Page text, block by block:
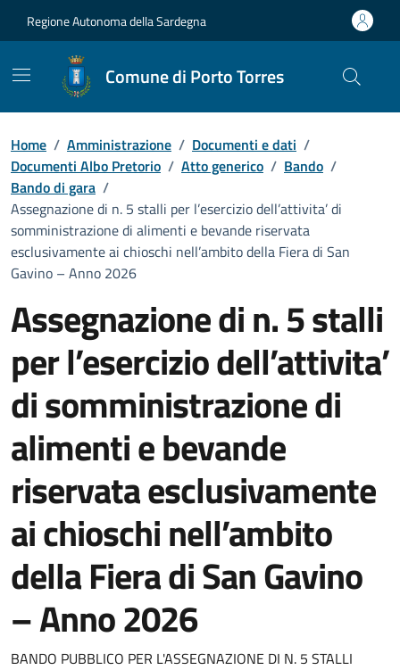
Regione Autonoma della Sardegna
Comune di Porto Torres
Home / Amministrazione / Documenti e dati /
Documenti Albo Pretorio / Atto generico / Bando /
Bando di gara /
Assegnazione di n. 5 stalli per l’esercizio dell’attivita’ di
somministrazione di alimenti e bevande riservata
esclusivamente ai chioschi nell’ambito della Fiera di San
Gavino – Anno 2026
Assegnazione di n. 5 stalli
per l’esercizio dell’attivita’
di somministrazione di
alimenti e bevande
riservata esclusivamente
ai chioschi nell’ambito
della Fiera di San Gavino
– Anno 2026
Dettaglio del documento
BANDO PUBBLICO PER L'ASSEGNAZIONE DI N. 5 STALLI